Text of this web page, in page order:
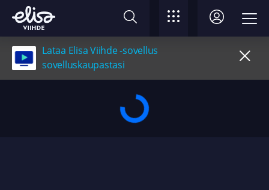
Lataa Elisa Viihde -sovellus
sovelluskaupastasi